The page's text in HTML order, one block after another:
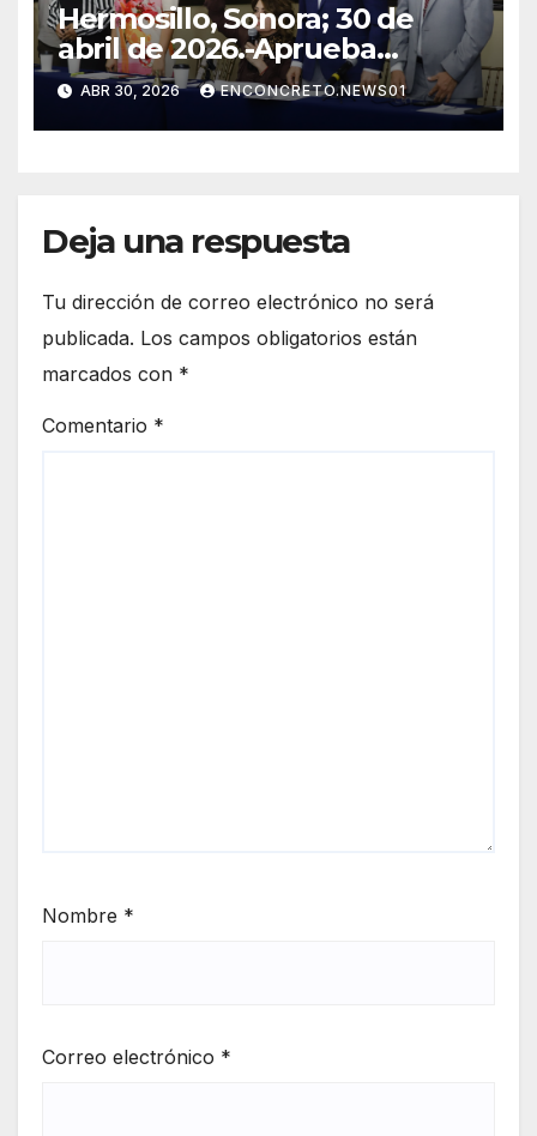
Hermosillo, Sonora; 30 de
abril de 2026.-Aprueba
Congreso de Sonora ley para
personas migrantes, atiende
amparo y concluye periodo
ABR 30, 2026 ENCONCRETO.NEWS01
Deja una respuesta
Tu dirección de correo electrónico no será
publicada. Los campos obligatorios están
marcados con *
Comentario *
Nombre *
Correo electrónico *